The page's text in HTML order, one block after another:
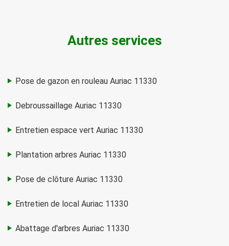
Autres services
Pose de gazon en rouleau Auriac 11330
Debroussaillage Auriac 11330
Entretien espace vert Auriac 11330
Plantation arbres Auriac 11330
Pose de clôture Auriac 11330
Entretien de local Auriac 11330
Abattage d'arbres Auriac 11330